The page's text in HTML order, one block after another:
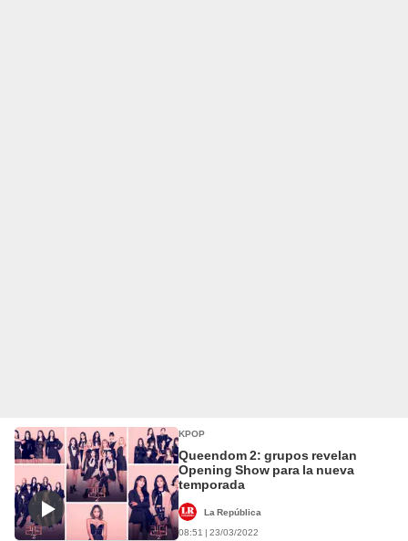
KPOP
Queendom 2: grupos revelan
Opening Show para la nueva
temporada
La República
08:51 | 23/03/2022